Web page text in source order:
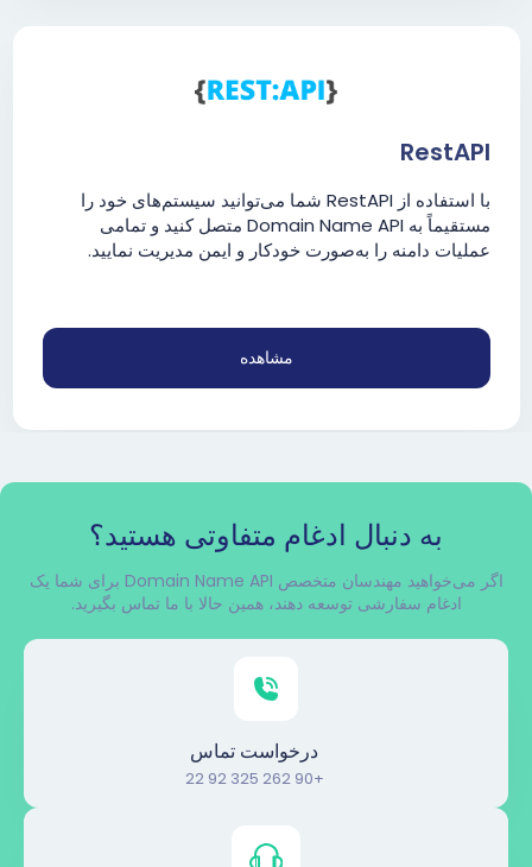
RestAPI
با استفاده از RestAPI شما می‌توانید سیستم‌های خود را
مستقیماً به Domain Name API متصل کنید و تمامی
عملیات دامنه را به‌صورت خودکار و ایمن مدیریت نمایید.
مشاهده
به دنبال ادغام متفاوتی هستید؟
اگر می‌خواهید مهندسان متخصص Domain Name API برای شما یک
ادغام سفارشی توسعه دهند، همین حالا با ما تماس بگیرید.
درخواست تماس